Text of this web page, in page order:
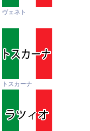
ヴェネト
トスカーナ